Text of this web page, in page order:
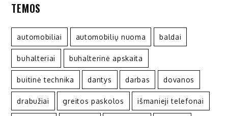
TEMOS
automobiliai automobilių nuoma baldai
buhalteriai buhalterinė apskaita
buitinė technika dantys darbas dovanos
drabužiai greitos paskolos išmanieji telefonai